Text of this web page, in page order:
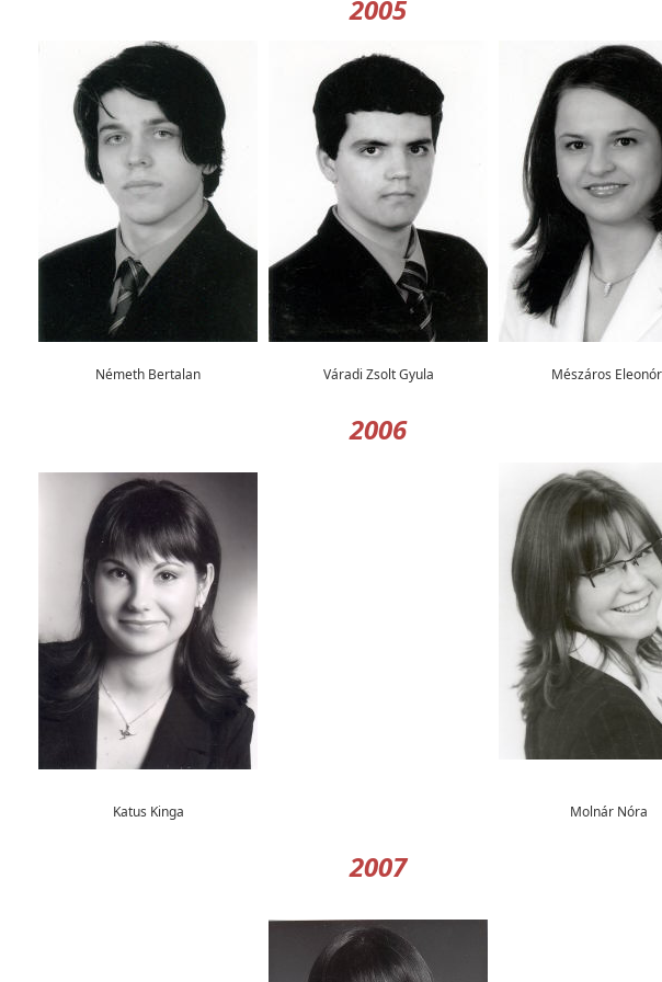
2005
Németh Bertalan Váradi Zsolt Gyula Mészáros
2006
Katus Kinga Molnár Nóra
2007